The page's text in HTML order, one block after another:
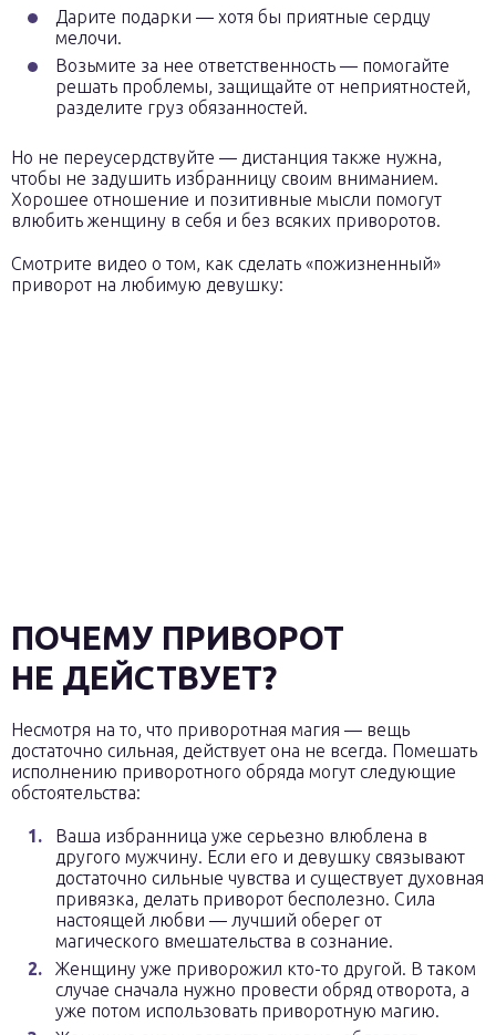
Дарите подарки — хотя бы приятные сердцу
мелочи.
Возьмите за нее ответственность — помогайте
решать проблемы, защищайте от неприятностей,
разделите груз обязанностей.
Но не переусердствуйте — дистанция также нужна,
чтобы не задушить избранницу своим вниманием.
Хорошее отношение и позитивные мысли помогут
влюбить женщину в себя и без всяких приворотов.
Смотрите видео о том, как сделать «пожизненный»
приворот на любимую девушку:
ПОЧЕМУ ПРИВОРОТ
НЕ ДЕЙСТВУЕТ?
Несмотря на то, что приворотная магия — вещь
достаточно сильная, действует она не всегда. Помешать
исполнению приворотного обряда могут следующие
обстоятельства:
Ваша избранница уже серьезно влюблена в
другого мужчину. Если его и девушку связывают
достаточно сильные чувства и существует духовная
привязка, делать приворот бесполезно. Сила
настоящей любви — лучший оберег от
магического вмешательства в сознание.
Женщину уже приворожил кто-то другой. В таком
случае сначала нужно провести обряд отворота, а
уже потом использовать приворотную магию.